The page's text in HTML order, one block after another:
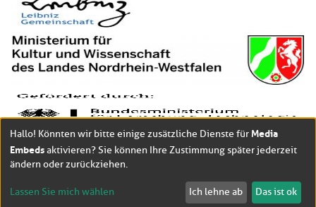
Hallo! Könnten wir bitte einige zusätzliche Dienste für Media
Embedsaktivieren? Sie können Ihre Zustimmung später jederzeit
ändern oder zurückziehen.
Lassen Sie mich wählen Ich lehne ab Das ist ok